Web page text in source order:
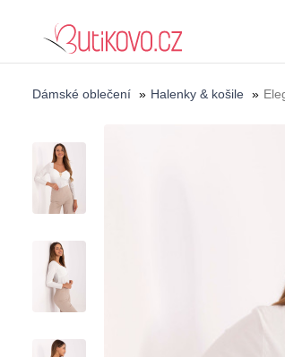
Dámské oblečení » Halenky & košile »